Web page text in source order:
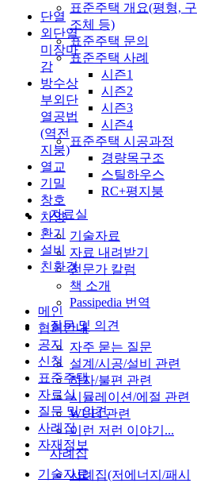
표준주택 개요(평형, 구
조체 등)
표준주택 문의
표준주택 사례
시즌1
시즌2
시즌3
시즌4
표준주택 시공과정
경량목구조
스틸하우스
RC+평지붕
자료실
기술자료
자료 내려받기
전문가 칼럼
책 소개
Passipedia 번역
질문 및 의견
자주 묻는 질문
설계/시공/설비 관련
하자/불편 관련
시뮬레이션/에절 관련
WUFI 관련
이런 저런 이야기...
사례집
사례집(저에너지/패시
단열
외단열
미장마
감
방수상
부외단
열공법
(역전
지붕)
열교
기밀
창호
차양
환기
설비
친환경
메인
협회안내
공지
신청
표준주택
자료실
질문 및 의견
사례집
자재정보
기술자료